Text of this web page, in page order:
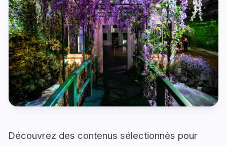
Découvrez des contenus sélectionnés pour